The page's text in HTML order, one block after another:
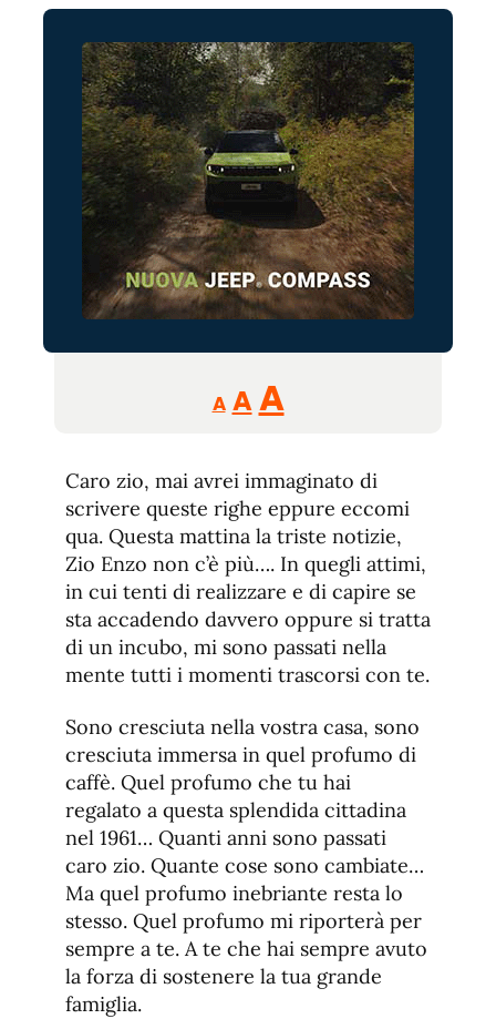
A
Reducir
tamaño
A Restablecer
fuente
AAumentar
de
fuente.
Caro zio, mai avrei immaginato di
scrivere queste righe eppure eccomi
qua. Questa mattina la triste notizie,
Zio Enzo non c’è più…. In quegli attimi,
in cui tenti di realizzare e di capire se
sta accadendo davvero oppure si tratta
di un incubo, mi sono passati nella
mente tutti i momenti trascorsi con te.
Sono cresciuta nella vostra casa, sono
cresciuta immersa in quel profumo di
caffè. Quel profumo che tu hai
regalato a questa splendida cittadina
nel 1961… Quanti anni sono passati
caro zio. Quante cose sono cambiate…
Ma quel profumo inebriante resta lo
stesso. Quel profumo mi riporterà per
sempre a te. A te che hai sempre avuto
la forza di sostenere la tua grande
famiglia.